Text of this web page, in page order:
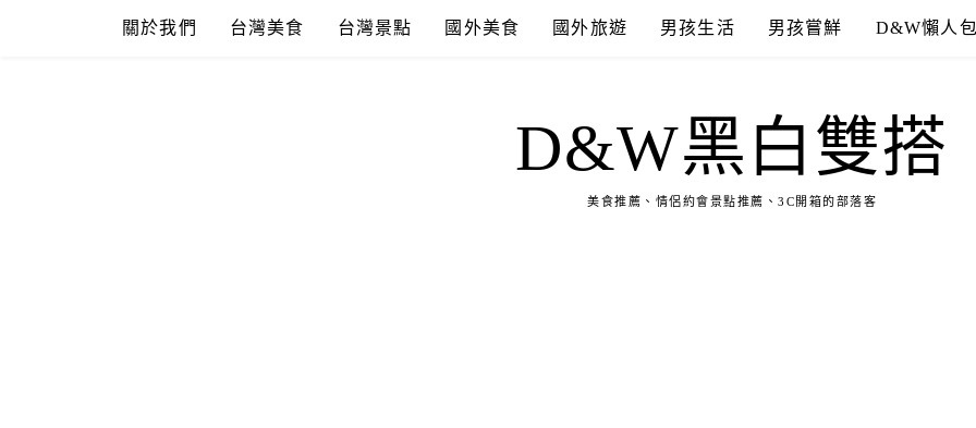
關於我們 台灣美食 台灣景點 國外美食 國外旅遊 男孩生活 男孩嘗鮮 D&W懶人
D&W黑白雙搭
美食推薦、情侶約會景點推薦、3C開箱的部落客